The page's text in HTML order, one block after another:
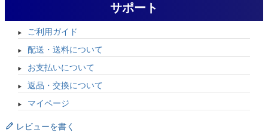
サポート
ご利用ガイド
配送・送料について
お支払いについて
返品・交換について
マイページ
レビューを書く